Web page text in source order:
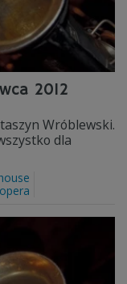
2012
Wróblewski.
dla
opera